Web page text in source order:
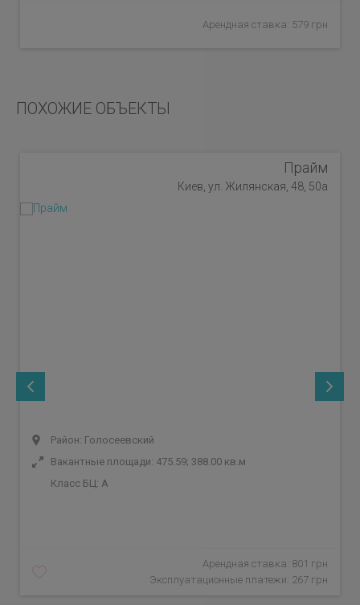
Арендная ставка: 579 грн
ПОХОЖИЕ ОБЪЕКТЫ
Прайм
Киев, ул. Жилянская, 48, 50а
Район: Голосеевский
Вакантные площади: 475.59; 388.00 кв.м
Класс БЦ: A
Арендная ставка: 801 грн
Эксплуатационные платежи: 267 грн